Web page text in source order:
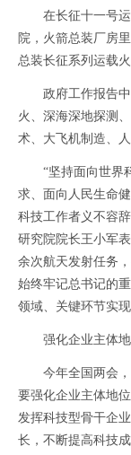
在长征十一号运
院，火箭总装厂房
总装长征系列运载火
政府工作报告中
火、深海深地探测
术、大飞机制造、
“坚持面向世界科
求、面向人民生命
科技工作者义不容
研究院院长王小军
余次航天发射任务
始终牢记总书记的
领域、关键环节实
强化企业主体地
今年全国两会，
要强化企业主体地
发挥科技型骨干企
长，不断提高科技